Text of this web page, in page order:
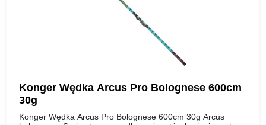
Konger Wędka Arcus Pro Bolognese 600cm
30g
Konger Wędka Arcus Pro Bolognese 600cm 30g Arcus